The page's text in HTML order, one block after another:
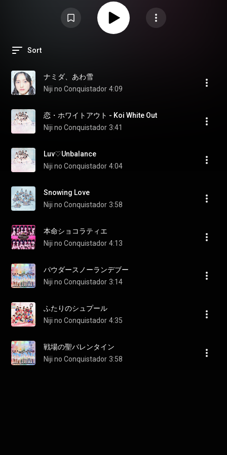
Sort
ナミダ、あわ雪
Niji no Conquistador 4:09
恋・ホワイトアウト - Koi White Out
Niji no Conquistador 3:41
Luv♡Unbalance
Niji no Conquistador 4:04
Snowing Love
Niji no Conquistador 3:58
本命ショコラティエ
Niji no Conquistador 4:13
パウダースノーランデブー
Niji no Conquistador 3:14
ふたりのシュプール
Niji no Conquistador 4:35
戦場の聖バレンタイン
Niji no Conquistador 3:58